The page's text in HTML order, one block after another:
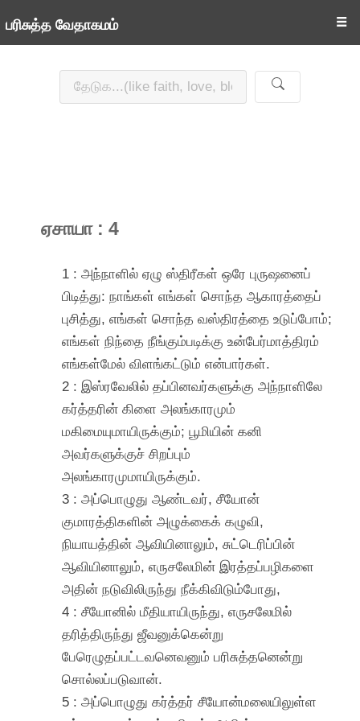
பரிசுத்த வேதாகமம் ☰
ஏசாயா : 4
1 : அந்நாளில் ஏழு ஸ்திரீகள் ஒரே புருஷனைப்
பிடித்து: நாங்கள் எங்கள் சொந்த ஆகாரத்தைப்
புசித்து, எங்கள் சொந்த வஸ்திரத்தை உடுப்போம்;
எங்கள் நிந்தை நீங்கும்படிக்கு உன்பேர்மாத்திரம்
எங்கள்மேல் விளங்கட்டும் என்பார்கள்.
2 : இஸ்ரவேலில் தப்பினவர்களுக்கு அந்நாளிலே
கர்த்தரின் கிளை அலங்காரமும்
மகிமையுமாயிருக்கும்; பூமியின் கனி
அவர்களுக்குச் சிறப்பும்
அலங்காரமுமாயிருக்கும்.
3 : அப்பொழுது ஆண்டவர், சீயோன்
குமாரத்திகளின் அழுக்கைக் கழுவி,
நியாயத்தின் ஆவியினாலும், சுட்டெரிப்பின்
ஆவியினாலும், எருசலேமின் இரத்தப்பழிகளை
அதின் நடுவிலிருந்து நீக்கிவிடும்போது,
4 : சீயோனில் மீதியாயிருந்து, எருசலேமில்
தரித்திருந்து ஜீவனுக்கென்று
பேரெழுதப்பட்டவனெவனும் பரிசுத்தனென்று
சொல்லப்படுவான்.
5 : அப்பொழுது கர்த்தர் சீயோன்மலையிலுள்ள